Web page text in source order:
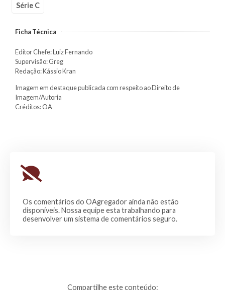
Série C
Ficha Técnica
Editor Chefe: Luiz Fernando
Supervisão: Greg
Redação: Kássio Kran
Imagem em destaque publicada com respeito ao Direito de
Imagem/Autoria
Créditos: OA
Os comentários do OAgregador ainda não estão
disponíveis. Nossa equipe esta trabalhando para
desenvolver um sistema de comentários seguro.
Compartilhe este conteúdo: